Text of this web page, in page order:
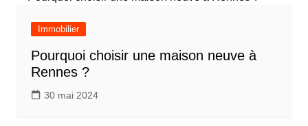
Immobilier
Pourquoi choisir une maison neuve à
Rennes ?
30 mai 2024